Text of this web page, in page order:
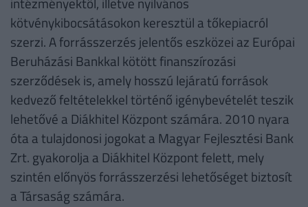
kötvénykibocsátásokon keresztül a tőkepiacról
szerzi. A forrásszerzés jelentős eszközei az Európai
Beruházási Bankkal kötött finanszírozási
szerződések is, amely hosszú lejáratú források
kedvező feltételekkel történő igénybevételét teszik
lehetővé a Diákhitel Központ számára. 2010 nyara
óta a tulajdonosi jogokat a Magyar Fejlesztési Bank
Zrt. gyakorolja a Diákhitel Központ felett, mely
szintén előnyös forrásszerzési lehetőséget biztosít
a Társaság számára.